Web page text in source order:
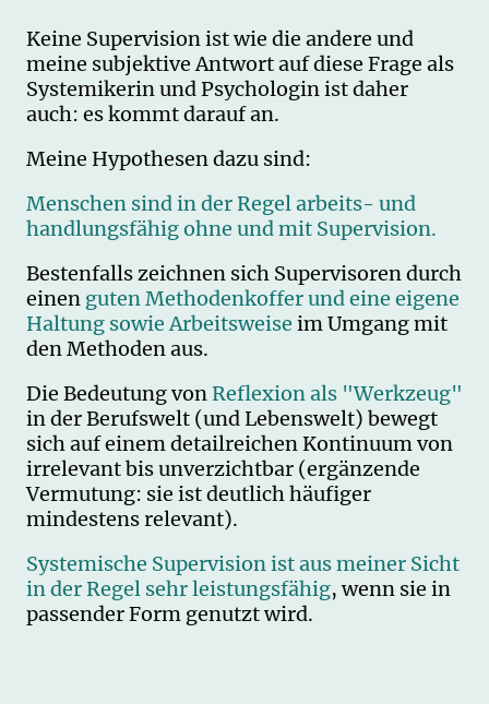
Keine Supervision ist wie die andere und
meine subjektive Antwort auf diese Frage als
Systemikerin und Psychologin ist daher
auch: es kommt darauf an.
Meine Hypothesen dazu sind:
Menschen sind in der Regel arbeits- und
handlungsfähig ohne und mit Supervision.
Bestenfalls zeichnen sich Supervisoren durch
einen guten Methodenkoffer und eine eigene
Haltung sowie Arbeitsweise im Umgang mit
den Methoden aus.
Die Bedeutung vonReflexion als "Werkzeug"
in der Berufswelt (und Lebenswelt) bewegt
sich auf einem detailreichen Kontinuum von
irrelevant bis unverzichtbar (ergänzende
Vermutung: sie ist deutlich häufiger
mindestens relevant).
Systemische Supervision ist aus meiner Sicht
in der Regel sehr leistungsfähig, wenn sie in
passender Form genutzt wird.